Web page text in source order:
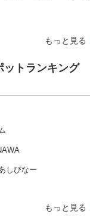
もっと見る
ットランキング
しびなー
もっと見る